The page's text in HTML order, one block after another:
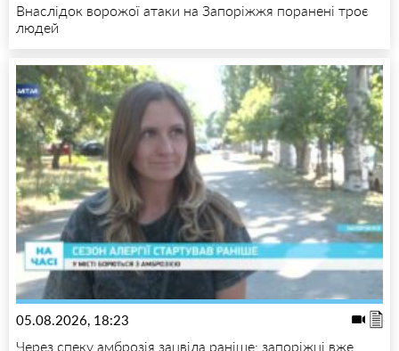
Внаслідок ворожої атаки на Запоріжжя поранені троє
людей
05.08.2026, 18:23
Через спеку амброзія зацвіла раніше: запоріжці вже